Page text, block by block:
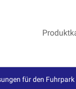
für den Fuhrpark